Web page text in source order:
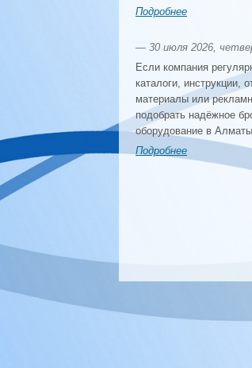
Подробнее
— 30 июля 2026,
Если компания
каталоги, инструкции,
материалы или
подобрать надёжное
оборудование в
Подробнее